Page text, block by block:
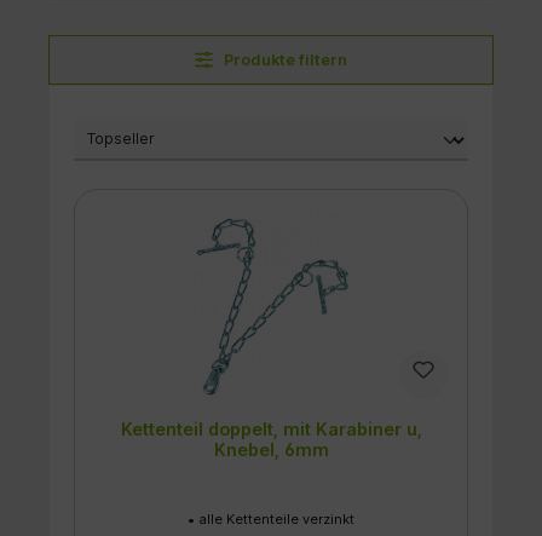
Produkte filtern
Kettenteil doppelt, mit Karabiner u,
Knebel, 6mm
• alle Kettenteile verzinkt